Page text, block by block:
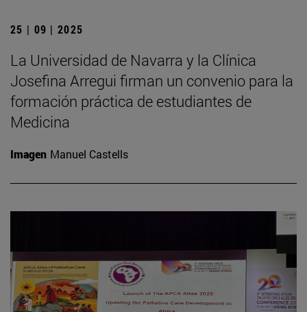
25 | 09 | 2025
La Universidad de Navarra y la Clínica
Josefina Arregui firman un convenio para la
formación práctica de estudiantes de
Medicina
Imagen Manuel Castells